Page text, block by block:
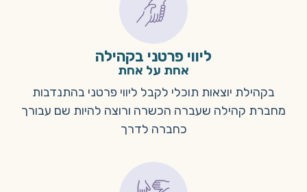
ליווי פרטני בקהילה
אחת על אחת
בקהילת יוצאות תוכלי לקבל ליווי פרטני בהתנדבות
מחברת קהילה שעברה הכשרה ורוצה להיות שם עבורך
כחברה לדרך